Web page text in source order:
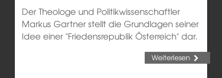
Der Theologe und Politikwissenschaftler
Markus Gartner stellt die Grundlagen seiner
Idee einer "Friedensrepublik Österreich" dar.
Weiterlesen